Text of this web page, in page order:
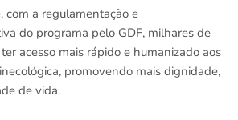
com a regulamentação e
do programa pelo GDF, milhares de
acesso mais rápido e humanizado aos
promovendo mais dignidade,
de vida.